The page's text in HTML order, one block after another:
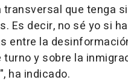
que tenga
Es decir, no sé yo si
entre la
turno y sobre la
ha indicado.